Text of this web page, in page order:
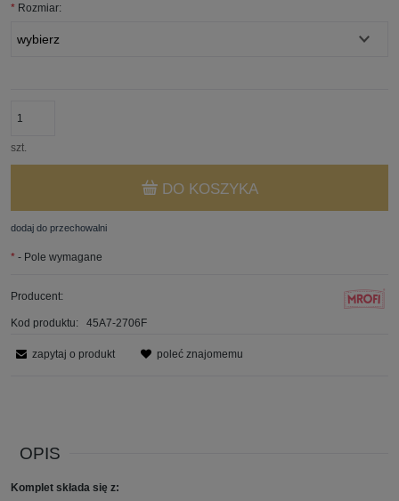
* Rozmiar:
szt.
DO KOSZYKA
dodaj do przechowalni
* - Pole wymagane
Producent:
Kod produktu: 45A7-2706F
zapytaj o produkt poleć znajomemu
OPIS
Komplet składa się z: